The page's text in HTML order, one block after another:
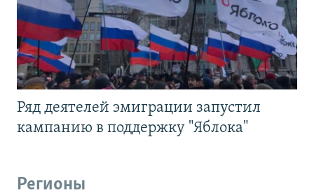
Ряд деятелей эмиграции запустил
кампанию в поддержку "Яблока"
Регионы